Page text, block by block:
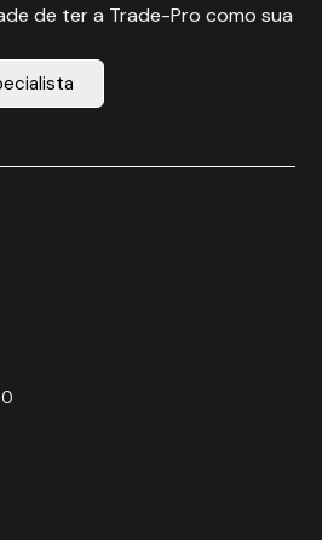
de ter a Trade-Pro como sua